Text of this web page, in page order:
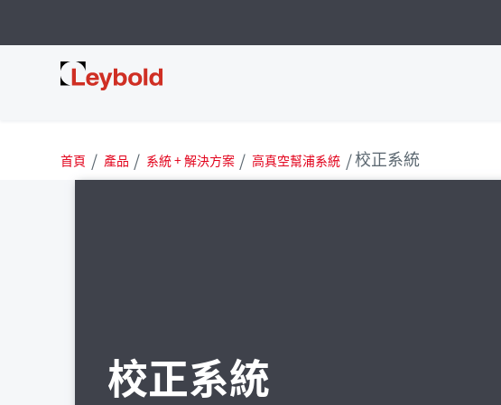
Leybold 台灣
首頁 產品 系統 + 解決方案 高真空幫浦系統 校正系統
校正系統